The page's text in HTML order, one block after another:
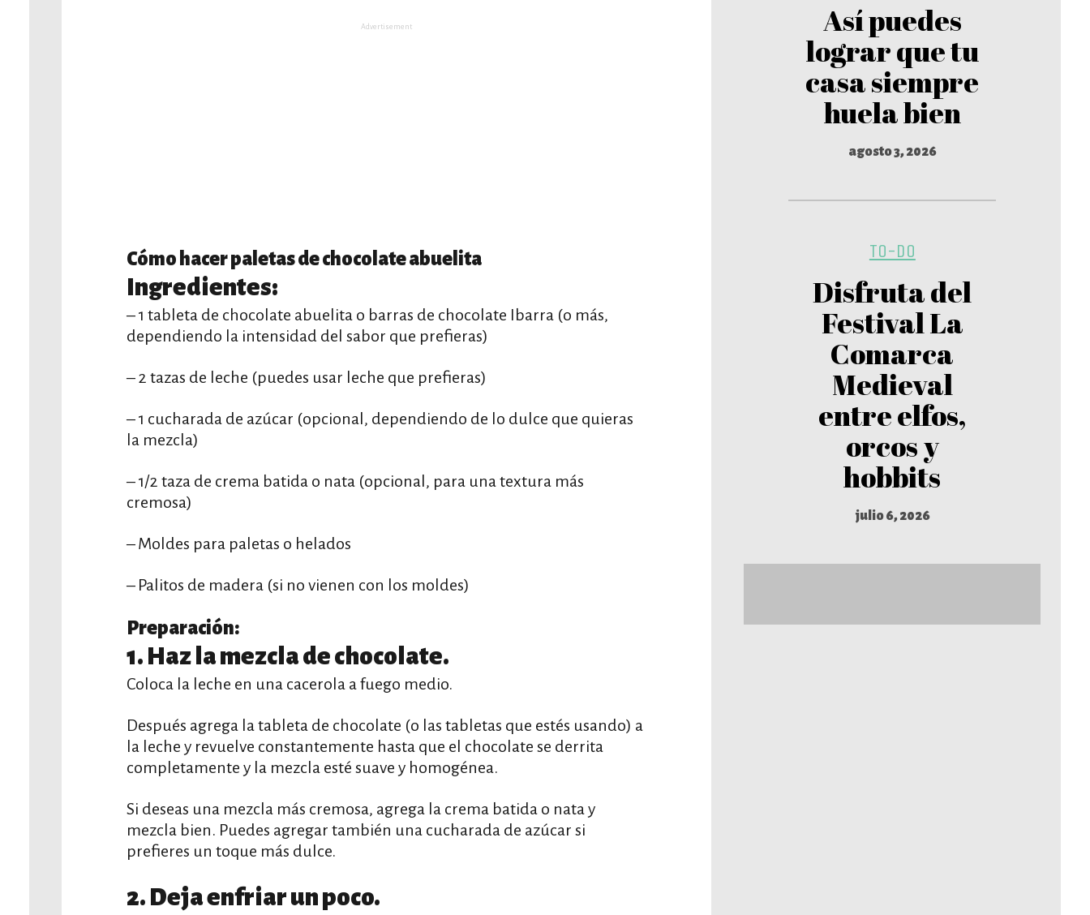
Así puedes
lograr que tu
casa siempre
huela bien
agosto 3, 2026
TO-DO
Disfruta del
Festival La
Comarca
Medieval
entre elfos,
orcos y
hobbits
julio 6, 2026
Advertisement
Cómo hacer paletas de chocolate abuelita
Ingredientes:
– 1 tableta de chocolate abuelita o barras de chocolate Ibarra (o más,
dependiendo la intensidad del sabor que prefieras)
– 2 tazas de leche (puedes usar leche que prefieras)
– 1 cucharada de azúcar (opcional, dependiendo de lo dulce que quieras
la mezcla)
– 1/2 taza de crema batida o nata (opcional, para una textura más
cremosa)
– Moldes para paletas o helados
– Palitos de madera (si no vienen con los moldes)
Preparación:
1. Haz la mezcla de chocolate.
Coloca la leche en una cacerola a fuego medio.
Después agrega la tableta de chocolate (o las tabletas que estés usando) a
la leche y revuelve constantemente hasta que el chocolate se derrita
completamente y la mezcla esté suave y homogénea.
Si deseas una mezcla más cremosa, agrega la crema batida o nata y
mezcla bien. Puedes agregar también una cucharada de azúcar si
prefieres un toque más dulce.
2. Deja enfriar un poco.